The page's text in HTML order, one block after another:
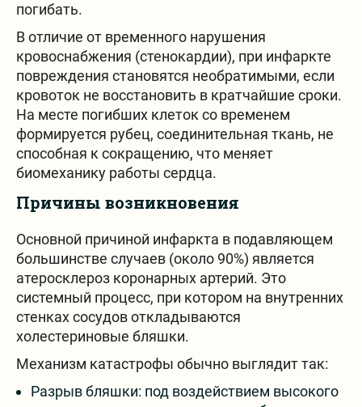
Все контакты
погибать.
В отличие от временного нарушения
кровоснабжения (стенокардии), при инфаркте
повреждения становятся необратимыми, если
кровоток не восстановить в кратчайшие сроки.
На месте погибших клеток со временем
формируется рубец, соединительная ткань, не
способная к сокращению, что меняет
биомеханику работы сердца.
Причины возникновения
Основной причиной инфаркта в подавляющем
большинстве случаев (около 90%) является
атеросклероз коронарных артерий. Это
системный процесс, при котором на внутренних
стенках сосудов откладываются
холестериновые бляшки.
Механизм катастрофы обычно выглядит так:
Разрыв бляшки: под воздействием высокого